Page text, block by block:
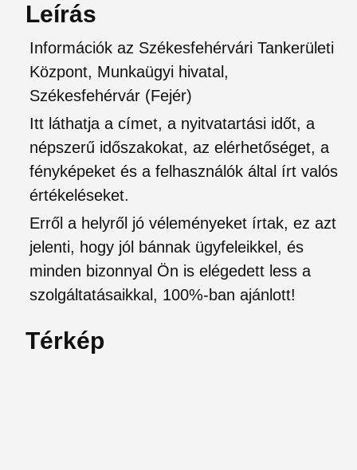
Leírás
Információk az Székesfehérvári Tankerületi
Központ, Munkaügyi hivatal,
Székesfehérvár (Fejér)
Itt láthatja a címet, a nyitvatartási időt, a
népszerű időszakokat, az elérhetőséget, a
fényképeket és a felhasználók által írt valós
értékeléseket.
Erről a helyről jó véleményeket írtak, ez azt
jelenti, hogy jól bánnak ügyfeleikkel, és
minden bizonnyal Ön is elégedett less a
szolgáltatásaikkal, 100%-ban ajánlott!
Térkép